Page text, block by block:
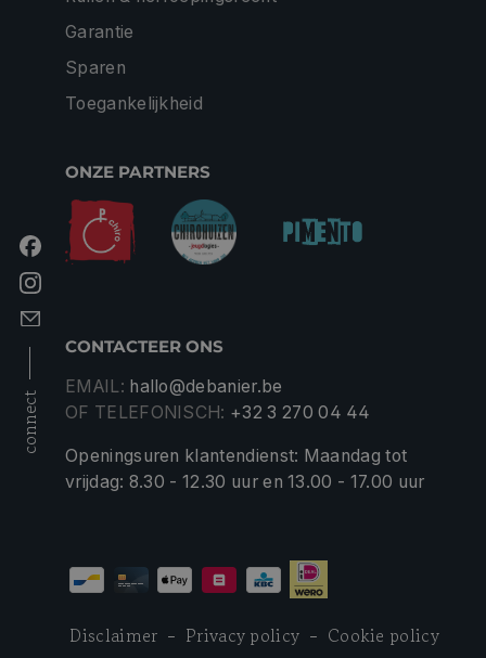
connect
Garantie
Sparen
Toegankelijkheid
ONZE PARTNERS
CONTACTEER ONS
EMAIL: hallo@debanier.be
OF TELEFONISCH: +32 3 270 04 44
Openingsuren klantendienst: Maandag tot
vrijdag: 8.30 - 12.30 uur en 13.00 - 17.00 uur
Disclaimer Privacy policy Cookie policy